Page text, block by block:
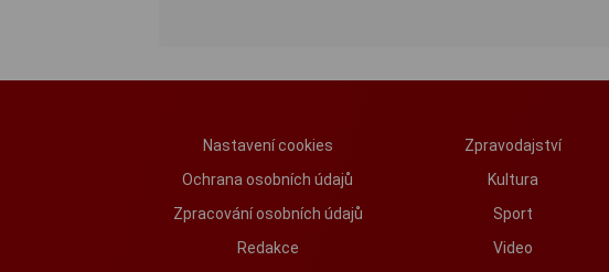
Nastavení cookies
Ochrana osobních údajů
Zpracování osobních údajů
Redakce
Zpravodajství
Kultura
Sport
Video